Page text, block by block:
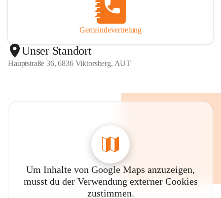
Gemeindevertretung
Unser Standort
Hauptstraße 36, 6836 Viktorsberg, AUT
Um Inhalte von Google Maps anzuzeigen,
musst du der Verwendung externer Cookies
zustimmen.